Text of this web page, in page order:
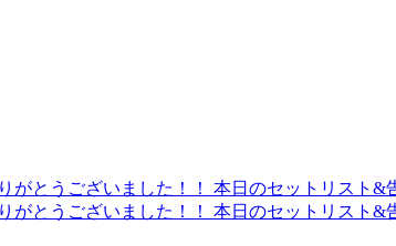
とうございました！！ 本日のセットリスト
とうございました！！ 本日のセットリスト